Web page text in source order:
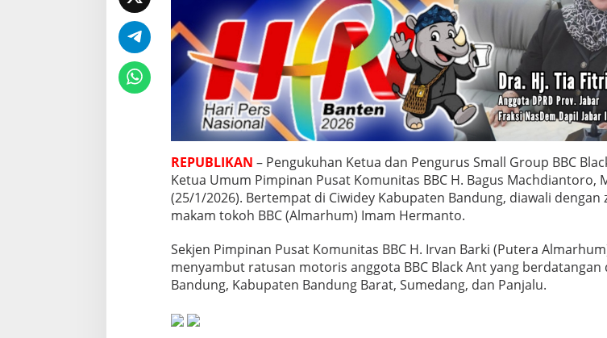
n
t
a
a
a
i
k
n
F
i
l
o
o
f
i
S
REPUBLIKAN – Pengukuhan Ketua dan Pengurus Small Group BBC
Ketua Umum Pimpinan Pusat Komunitas BBC H. Bagus Machdiantoro,
(25/1/2026). Bertempat di Ciwidey Kabupaten Bandung, diawali dengan
makam tokoh BBC (Almarhum) Imam Hermanto.
Sekjen Pimpinan Pusat Komunitas BBC H. Irvan Barki (Putera
menyambut ratusan motoris anggota BBC Black Ant yang berdatangan
Bandung, Kabupaten Bandung Barat, Sumedang, dan Panjalu.